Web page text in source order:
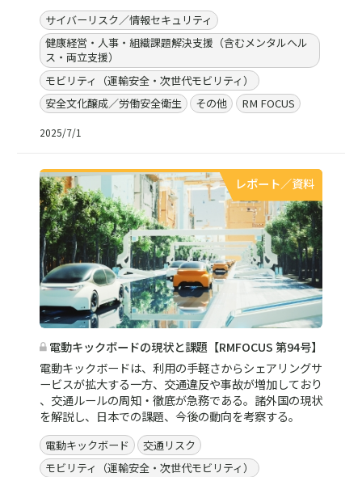
サイバーリスク／情報セキュリティ
健康経営・人事・組織課題解決支援（含むメンタルヘル
ス・両立支援）
モビリティ（運輸安全・次世代モビリティ）
安全文化醸成／労働安全衛生
その他 RM FOCUS
2025/7/1
レポート／資料
電動キックボードの現状と課題【RMFOCUS 第94号】
電動キックボードは、利用の手軽さからシェアリングサ
ービスが拡大する一方、交通違反や事故が増加しており
、交通ルールの周知・徹底が急務である。諸外国の現状
を解説し、日本での課題、今後の動向を考察する。
電動キックボード
交通リスク
モビリティ（運輸安全・次世代モビリティ）